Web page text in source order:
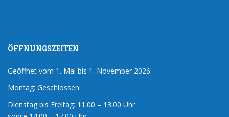
ÖFFNUNGSZEITEN
Geöffnet vom 1. Mai bis 1. November 2026:
Montag: Geschlossen
Dienstag bis Freitag: 11:00 – 13.00 Uhr